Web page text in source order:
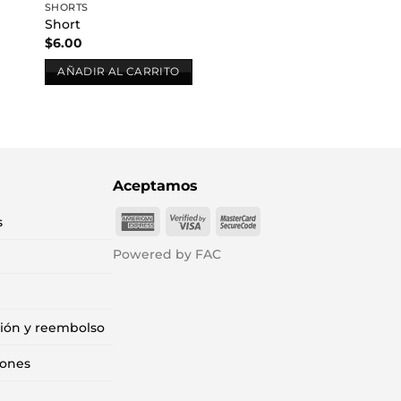
SHORTS
Short
$6.00
AÑADIR AL CARRITO
y reembolso
Aceptamos
American
Visa
MasterCard
Powered by FAC